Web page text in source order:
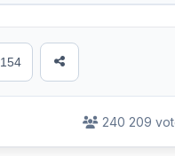
154
240 209